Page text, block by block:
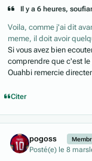
Il y a 6 heures,
Voila, comme j'ai dit
meme, il doit avoir
Si vous avez bien
comprendre que c'est
Ouahbi remercie
Citer
pogoss
Posté(e) le 8 mars